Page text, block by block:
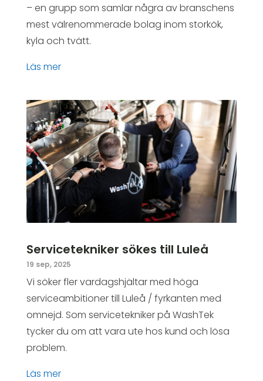
– en grupp som samlar några av branschens
mest välrenommerade bolag inom storkök,
kyla och tvätt.
läs mer
Servicetekniker sökes till Luleå
19 sep, 2025
Vi söker fler vardagshjältar med höga
serviceambitioner till Luleå / fyrkanten med
omnejd. Som servicetekniker på WashTek
tycker du om att vara ute hos kund och lösa
problem.
läs mer